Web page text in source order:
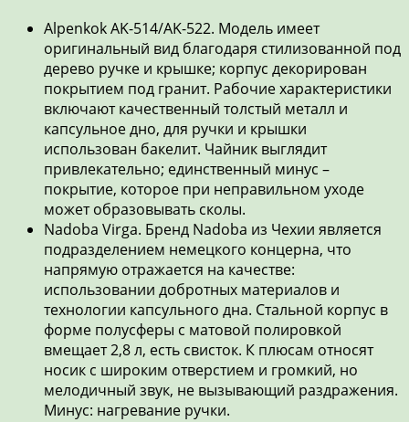
Alpenkok AK-514/AK-522. Модель имеет
оригинальный вид благодаря стилизованной под
дерево ручке и крышке; корпус декорирован
покрытием под гранит. Рабочие характеристики
включают качественный толстый металл и
капсульное дно, для ручки и крышки
использован бакелит. Чайник выглядит
привлекательно; единственный минус –
покрытие, которое при неправильном уходе
может образовывать сколы.
Nadoba Virga. Бренд Nadoba из Чехии является
подразделением немецкого концерна, что
напрямую отражается на качестве:
использовании добротных материалов и
технологии капсульного дна. Стальной корпус в
форме полусферы с матовой полировкой
вмещает 2,8 л, есть свисток. К плюсам относят
носик с широким отверстием и громкий, но
мелодичный звук, не вызывающий раздражения.
Минус: нагревание ручки.